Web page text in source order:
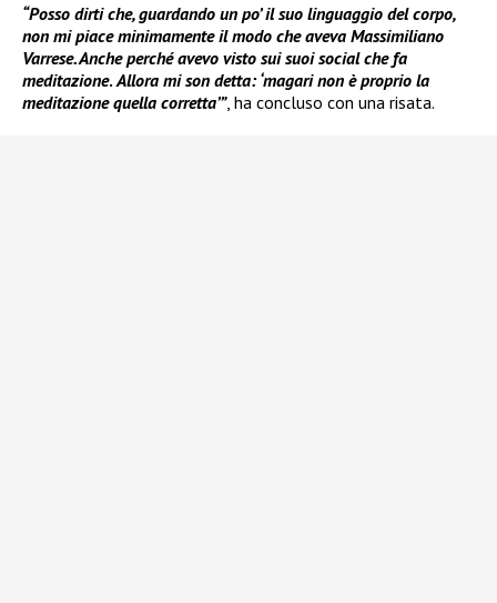
“Posso dirti che, guardando un po’ il suo linguaggio del corpo,
non mi piace minimamente il modo che aveva Massimiliano
Varrese. Anche perché avevo visto sui suoi social che fa
meditazione. Allora mi son detta: ‘magari non è proprio la
meditazione quella corretta’”, ha concluso con una risata.